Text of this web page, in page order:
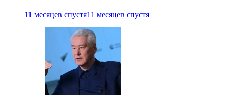
11 месяцев спустя11 месяцев спустя